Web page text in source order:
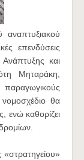
αναπτυξιακού
επενδύσεις
και
Μηταράκη,
θα
ενώ καθορίζει